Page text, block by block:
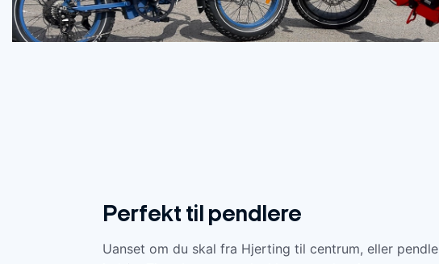
Perfekt til pendlere
Uanset om du skal fra Hjerting til centrum, eller pendle